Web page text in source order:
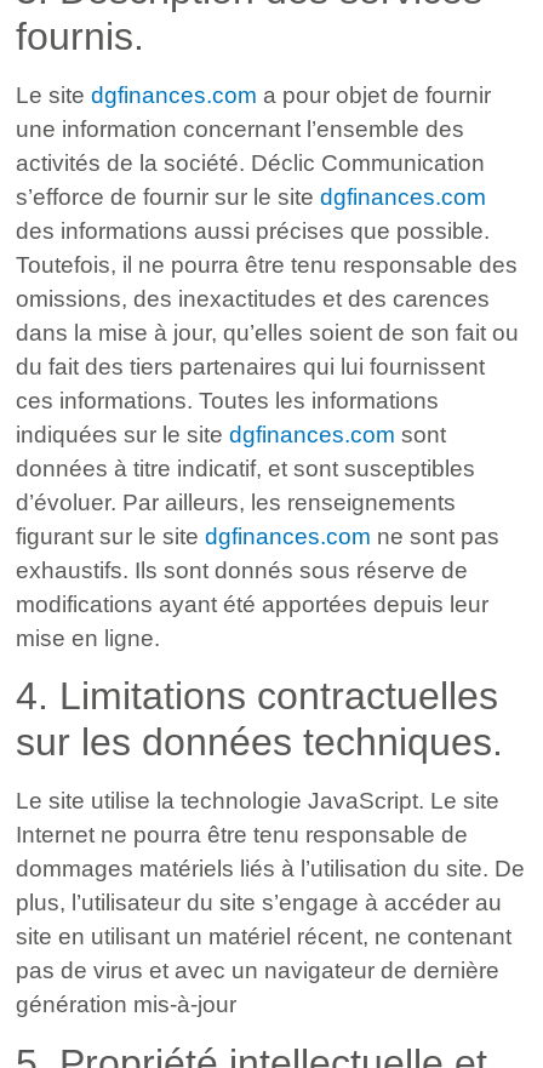
fournis.
Le sitedgfinances.com a pour objet de fournir
une information concernant l’ensemble des
activités de la société. Déclic Communication
s’efforce de fournir sur le sitedgfinances.com
des informations aussi précises que possible.
Toutefois, il ne pourra être tenu responsable des
omissions, des inexactitudes et des carences
dans la mise à jour, qu’elles soient de son fait ou
du fait des tiers partenaires qui lui fournissent
ces informations. Toutes les informations
indiquées sur le sitedgfinances.com sont
données à titre indicatif, et sont susceptibles
d’évoluer. Par ailleurs, les renseignements
figurant sur le sitedgfinances.com ne sont pas
exhaustifs. Ils sont donnés sous réserve de
modifications ayant été apportées depuis leur
mise en ligne.
4. Limitations contractuelles
sur les données techniques.
Le site utilise la technologie JavaScript. Le site
Internet ne pourra être tenu responsable de
dommages matériels liés à l’utilisation du site. De
plus, l’utilisateur du site s’engage à accéder au
site en utilisant un matériel récent, ne contenant
pas de virus et avec un navigateur de dernière
génération mis-à-jour